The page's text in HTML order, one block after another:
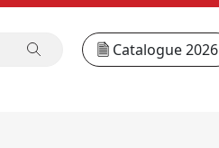
Catalogue 2026